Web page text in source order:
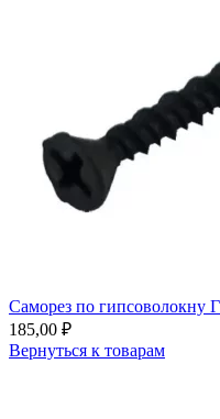
Саморез по гипсоволокну
185,00 ₽
Вернуться к товарам